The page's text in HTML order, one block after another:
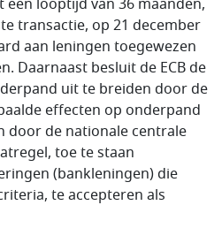
een looptijd van 36 maanden,
transactie, op 21 december
aan leningen toegewezen
Daarnaast besluit de ECB de
uit te breiden door de
effecten op onderpand
door de nationale centrale
toe te staan
(bankleningen) die
te accepteren als